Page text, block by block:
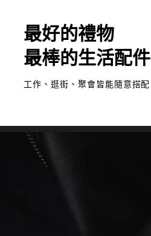
最好的禮物
最棒的生活配件
工作、逛街、聚會皆能隨意搭配